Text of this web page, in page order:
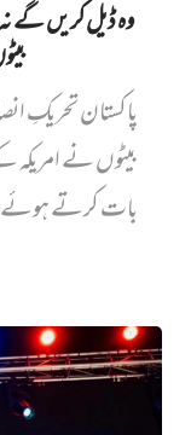
وہ ڈیل کریں گے
پاکستان تحریکِ
بیٹوں نے
بات کرتے